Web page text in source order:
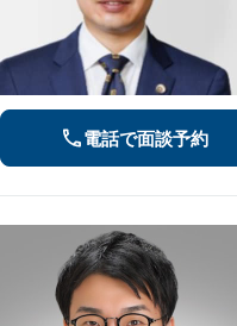
電話で面談予約